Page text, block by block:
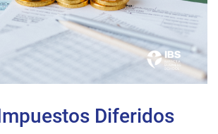
Diferidos